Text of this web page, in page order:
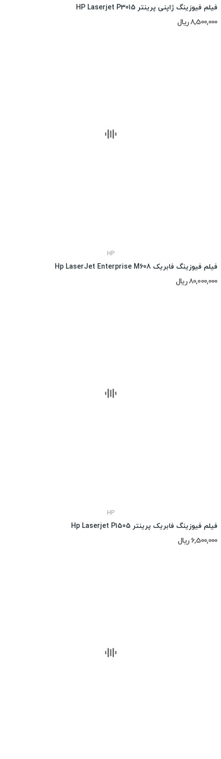
فیلم فیوزینگ ژاپنی پرینتر HP Laserjet P3015
8,500,000 ریال
HP
فیلم فیوزینگ فابریک Hp LaserJet Enterprise M608
80,000,000 ریال
HP
فیلم فیوزینگ فابریک پرینتر Hp Laserjet P1505
6,500,000 ریال